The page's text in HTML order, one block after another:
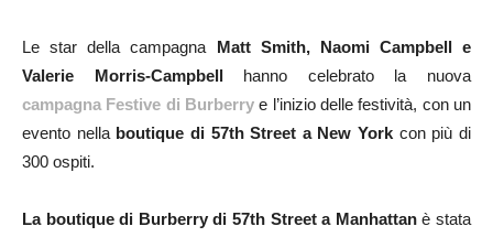
Le star della campagna Matt Smith, Naomi Campbell e
Valerie Morris-Campbellhanno celebrato la nuova
campagna Festive di Burberry e l’inizio delle festività, con un
evento nella boutique di 57th Street a New York con più di
300 ospiti.
La boutique di Burberry di 57th Street a Manhattanè stata